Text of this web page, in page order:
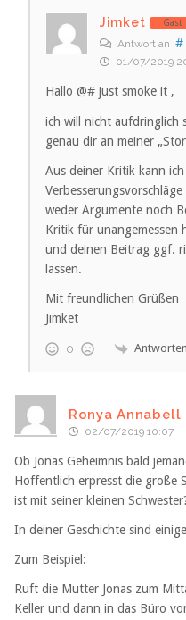
Jimket Gast
Antwort an #
01/07/2019
Hallo @# just smoke it ,
ich will nicht aufdringlich
genau dir an meiner
Aus deiner Kritik kann ich
weder Argumente noch
Kritik für unangemessen
und deinen Beitrag ggf.
lassen.
Mit freundlichen Grüßen
Jimket
0 Antworten
Ronya Annabell
02/07/2019 10:07
Ob Jonas Geheimnis bald
Hoffentlich erpresst die große
ist mit seiner kleinen
In deiner Geschichte sind
Zum Beispiel:
Ruft die Mutter Jonas zum
Keller und dann in das Büro